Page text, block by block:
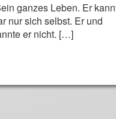
ganzes Leben. Er
nur sich selbst. Er und
er nicht. […]